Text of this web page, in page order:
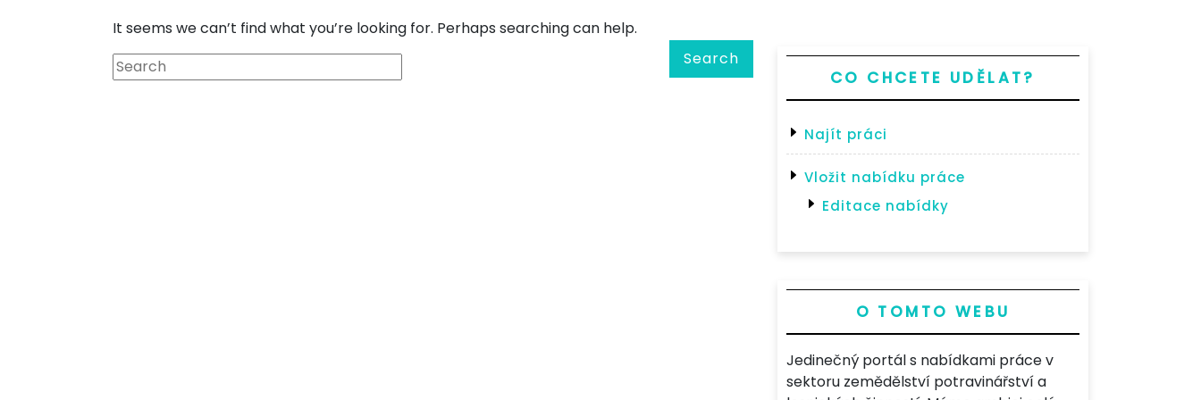
It seems we can’t find what you’re looking for. Perhaps searching can help.
Search
CO CHCETE UDĚLAT?
Najít práci
Vložit nabídku práce
Editace nabídky
O TOMTO WEBU
Jedinečný portál s nabídkami práce v
sektoru zemědělství potravinářství a